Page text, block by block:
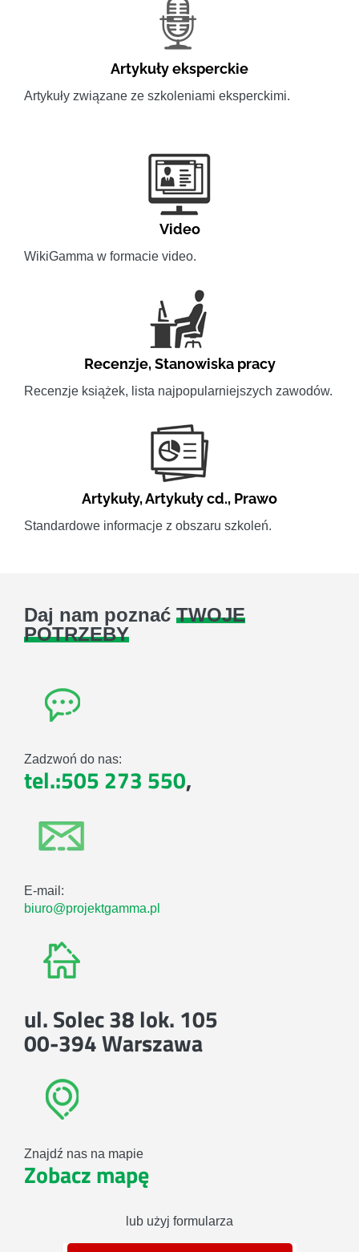
Artykuły eksperckie
Artykuły związane ze szkoleniami eksperckimi.
Video
WikiGamma w formacie video.
Recenzje,Stanowiska pracy
Recenzje książek, lista najpopularniejszych zawodów.
Artykuły,Artykuły cd., Prawo
Standardowe informacje z obszaru szkoleń.
Daj nam poznać TWOJE
POTRZEBY
Zadzwoń do nas:
tel.:505 273 550,
E-mail:
biuro@projektgamma.pl
ul. Solec 38 lok. 105
00-394 Warszawa
Znajdź nas na mapie
Zobacz mapę
lub użyj formularza